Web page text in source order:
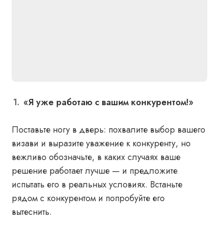
«Я уже работаю с вашим конкурентом!»
Поставьте ногу в дверь: похвалите выбор вашего
визави и выразите уважение к конкуренту, но
вежливо обозначьте, в каких случаях ваше
решение работает лучше — и предложите
испытать его в реальных условиях. Встаньте
рядом с конкурентом и попробуйте его
вытеснить.